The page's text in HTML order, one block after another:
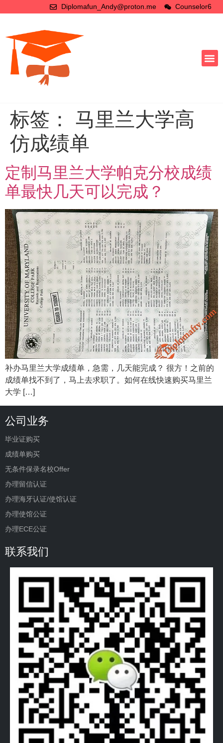
Diplomafun_Andy@proton.me Counselor6
标签： 马里兰大学高
仿成绩单
定制马里兰大学帕克分校成绩
单最快几天可以完成？
补办马里兰大学成绩单，急需，几天能完成？ 很方！之前的
成绩单找不到了，马上去求职了。如何在线快速购买马里兰
大学 […]
公司业务
毕业证购买
成绩单购买
无条件保录名校Offer
办理留信认证
办理海牙认证/使馆认证
办理使馆公证
办理ECE公证
联系我们